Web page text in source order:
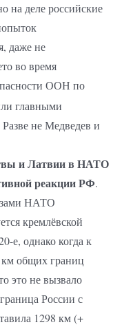
на деле российские
даже не
во время
ООН по
главными
не Медведев и
и Латвии в НАТО
реакции РФ.
НАТО
кремлёвской
е, однако когда к
км общих границ
это не вызвало
России с
1298 км (+